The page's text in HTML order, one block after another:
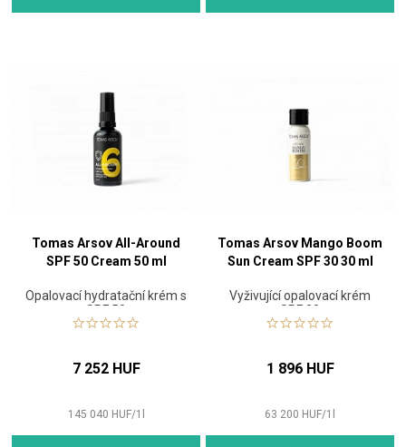
Tomas Arsov All-Around
SPF 50 Cream 50 ml
Opalovací hydratační krém s
SPF 50
7 252 HUF
145 040 HUF/1
Tomas Arsov Mango Boom
Sun Cream SPF 30 30 ml
Vyživující opalovací krém
SPF 30
1 896 HUF
63 200 HUF/1